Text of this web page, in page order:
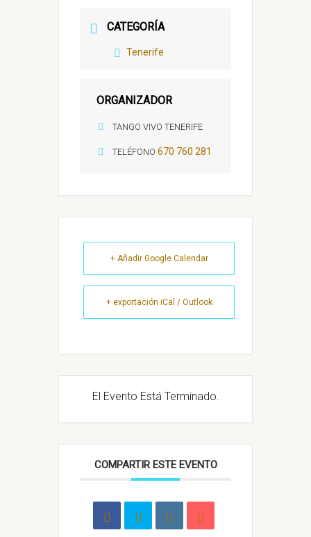
CATEGORÍA
Tenerife
ORGANIZADOR
TANGO VIVO TENERIFE
TELÉFONO 670 760 281
+ Añadir Google Calendar
+ exportación iCal / Outlook
El Evento Está Terminado.
COMPARTIR ESTE EVENTO